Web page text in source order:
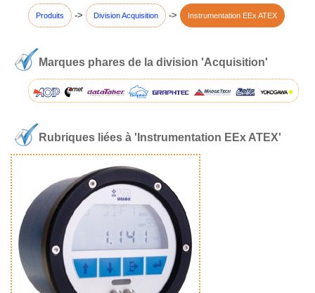
Produits -> Division Acquisition -> Instrumentation EEx ATEX
Marques phares de la division 'Acquisition'
Rubriques liées à 'Instrumentation EEx ATEX'